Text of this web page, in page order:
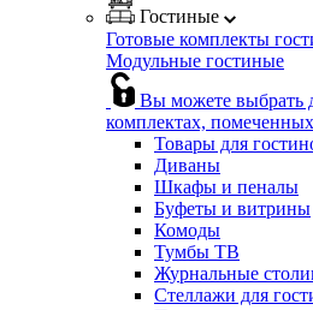
Гостиные
Готовые комплекты
Модульные гостиные
Вы можете выбрать
комплектах,
Товары для
Диваны
Шкафы и пеналы
Буфеты и витрины
Комоды
Тумбы ТВ
Журнальные
Стеллажи для